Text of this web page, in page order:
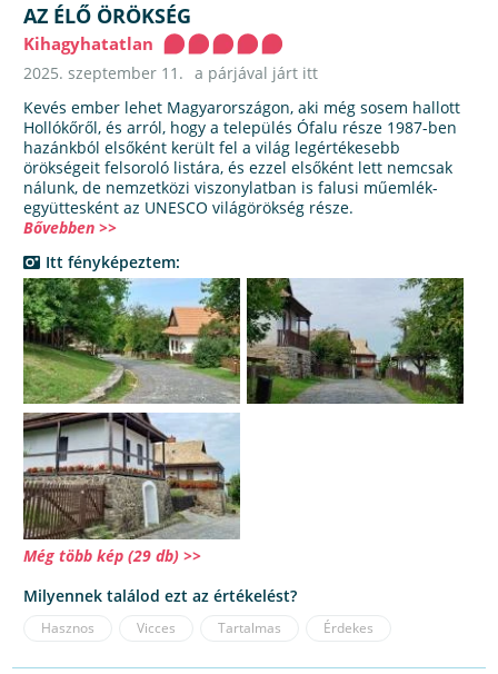
AZ ÉLŐ ÖRÖKSÉG
Kihagyhatatlan
2025. szeptember 11. a párjával járt itt
Kevés ember lehet Magyarországon, aki még sosem hallott
Hollókőről, és arról, hogy a település Ófalu része 1987-ben
hazánkból elsőként került fel a világ legértékesebb
örökségeit felsoroló listára, és ezzel elsőként lett nemcsak
nálunk, de nemzetközi viszonylatban is falusi műemlék-
együttesként az UNESCO világörökség része.
Bővebben >>
Itt fényképeztem:
Még több kép (29 db) >>
Milyennek találod ezt az értékelést?
Hasznos Vicces Tartalmas Érdekes